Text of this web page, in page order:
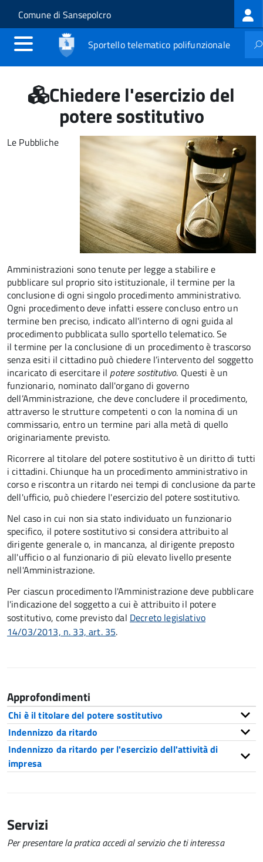
Salta al contenuto principale
Skip to site navigation
Comune di Sansepolcro
Sportello telematico polifunzionale
Chiedere l'esercizio del
potere sostitutivo
Le Pubbliche
Amministrazioni sono tenute per legge a stabilire e
pubblicare sul proprio sito istituzionale, il termine per la
conclusione di ogni singolo procedimento amministrativo.
Ogni procedimento deve infatti essere concluso entro un
termine ben preciso, indicato all'interno di ogni guida al
procedimento pubblicata sullo sportello telematico. Se
il termine per la conclusione di un procedimento è trascorso
senza esiti il cittadino può chiedere l’intervento del soggetto
incaricato di esercitare il potere sostitutivo. Questi è un
funzionario, nominato dall'organo di governo
dell’Amministrazione, che deve concludere il procedimento,
attraverso le strutture competenti o con la nomina di un
commissario, entro un termine pari alla metà di quello
originariamente previsto.
Ricorrere al titolare del potere sostitutivo è un diritto di tutti
i cittadini. Chiunque ha un procedimento amministrativo in
corso e riscontra un ritardo nei tempi di conclusione da parte
dell'ufficio, può chiedere l'esercizio del potere sostitutivo.
Nel caso in cui non sia stato individuato un funzionario
specifico, il potere sostitutivo si considera attribuito al
dirigente generale o, in mancanza, al dirigente preposto
all'ufficio o al funzionario di più elevato livello presente
nell'Amministrazione.
Per ciascun procedimento l'Amministrazione deve pubblicare
l'indicazione del soggetto a cui è attribuito il potere
sostitutivo, come previsto dal Decreto legislativo
14/03/2013, n. 33, art. 35.
Approfondimenti
Chi è il titolare del potere sostitutivo
Indennizzo da ritardo
Indennizzo da ritardo per l'esercizio dell'attività di
impresa
Servizi
Per presentare la pratica accedi al servizio che ti interessa